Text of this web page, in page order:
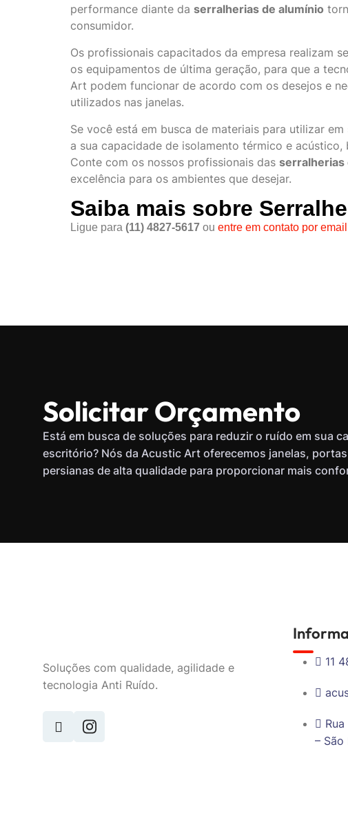
performance diante da serralherias de alumínio
consumidor.
Os profissionais capacitados da empresa realizam
os equipamentos de última geração, para que a
Art podem funcionar de acordo com os desejos e
utilizados nas janelas.
Se você está em busca de materiais para utilizar
a sua capacidade de isolamento térmico e
Conte com os nossos profissionais das serralherias
excelência para os ambientes que desejar.
Saiba mais sobre
Ligue para (11) 4827-5617 ou entre em contato por
Solicitar Orçamento
Está em busca de soluções para reduzir o ruído em sua
escritório? Nós da Acustic Art oferecemos janelas,
persianas de alta qualidade para proporcionar mais
Soluções com qualidade, agilidade e
tecnologia Anti Ruído.
11
– São